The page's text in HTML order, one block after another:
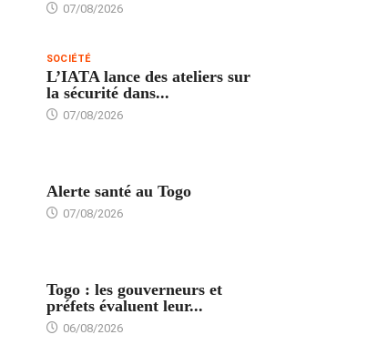
07/08/2026
SOCIÉTÉ
L’IATA lance des ateliers sur
la sécurité dans...
07/08/2026
Alerte santé au Togo
07/08/2026
Togo : les gouverneurs et
préfets évaluent leur...
06/08/2026